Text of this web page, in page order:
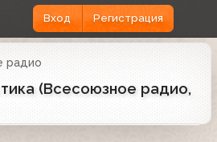
Вход Регистрация
радио
(Всесоюзное радио,